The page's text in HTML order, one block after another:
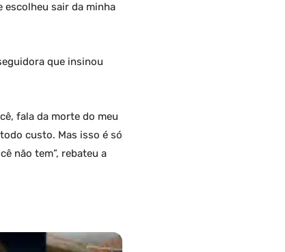
escolheu sair da minha
que insinou
fala da morte do meu
custo. Mas isso é só
não tem”, rebateu a